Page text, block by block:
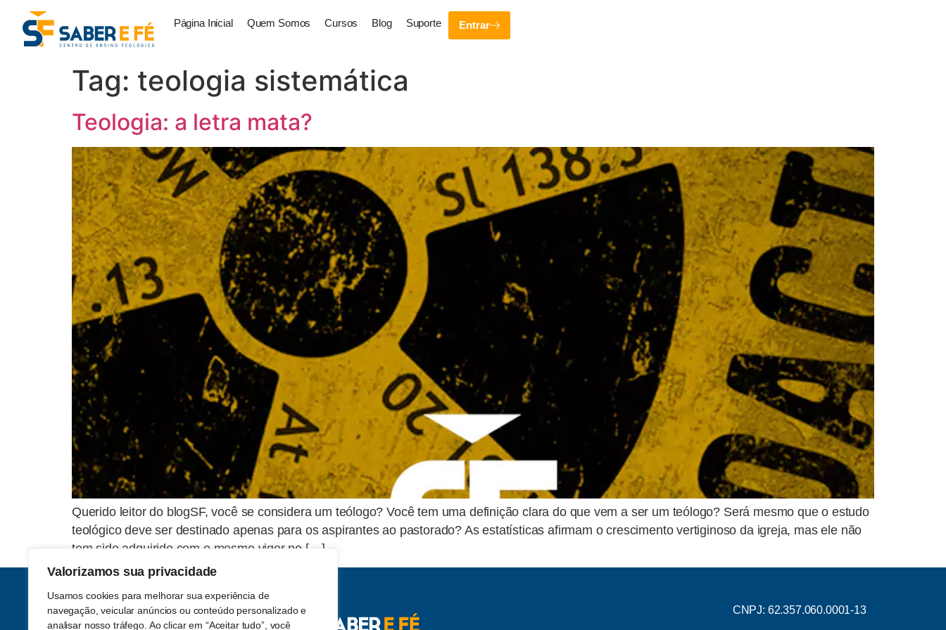
Valorizamos sua privacidade
Usamos cookies para melhorar sua experiência de
navegação, veicular anúncios ou conteúdo personalizado e
analisar nosso tráfego. Ao clicar em “Aceitar tudo”, você
Página Inicial Quem Somos Cursos Blog Suporte Entrar
Tag: teologia sistemática
Teologia: a letra mata?
Querido leitor do blogSF, você se considera um teólogo? Você tem uma definição clara do que vem a ser um teólogo? Será mesmo que o estudo
teológico deve ser destinado apenas para os aspirantes ao pastorado? As estatísticas afirmam o crescimento vertiginoso da igreja, mas ele não
tem sido adquirido com o mesmo vigor no […]
CNPJ: 62.357.060.0001-13